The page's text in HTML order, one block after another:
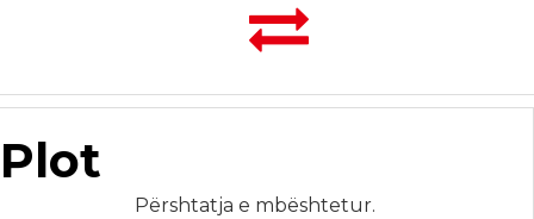
Plot
Përshtatja e mbështetur.